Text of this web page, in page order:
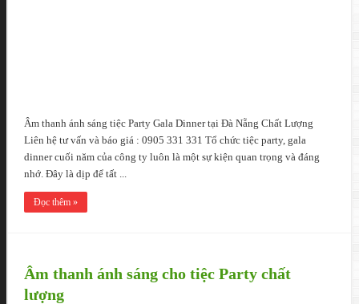
Âm thanh ánh sáng tiệc Party Gala Dinner tại Đà Nẵng Chất Lượng
Liên hệ tư vấn và báo giá : 0905 331 331 Tổ chức tiệc party, gala
dinner cuối năm của công ty luôn là một sự kiện quan trọng và đáng
nhớ. Đây là dịp để tất ...
Đọc thêm »
Âm thanh ánh sáng cho tiệc Party chất
lượng